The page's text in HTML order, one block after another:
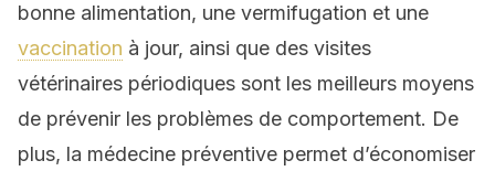
bonne alimentation, une vermifugation et une
vaccination à jour, ainsi que des visites
vétérinaires périodiques sont les meilleurs moyens
de prévenir les problèmes de comportement. De
plus, la médecine préventive permet d’économiser